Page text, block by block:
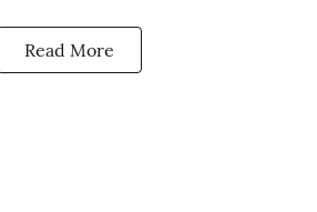
Read More